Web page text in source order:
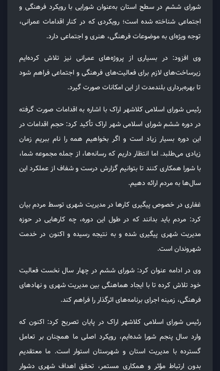
شورای ششم در سطح استان به‌عنوان شورایی با رویکرد فرهنگی و
اجتماعی شناخته شده است؛ رویکردی که در کنار اقدامات عمرانی،
توجه ویژه‌ای به موضوعات فرهنگی، هنری و اجتماعی دارد.
وی افزود: در بسیاری از پروژه‌های عمرانی نیز تلاش کرده‌ایم
زیرساخت‌های لازم برای فعالیت‌های فرهنگی و اجتماعی فراهم شود
تا بهره‌برداری بلندمدت از این امکانات صورت گیرد.
رئیس شورای اسلامی کلاشهر اراک با اشاره به اقدامات صورت گرفته
در دوره ششم شورای اسلامی شهر اراک تأکید کرد: حجم اقدامات در
این دوره بسیار زیاد است و اگر بخواهیم همه را نام ببریم زمان
زیادی می‌طلبد. اما انتظار داریم که رسانه‌ها، از جمله مجموعه شما،
با شورا همکاری کنند تا بتوانیم گزارش درست و شفاف از عملکرد این
سال‌ها به مردم ارائه دهیم.
غفاری در خصوص پیگیری کارها در مدیریت شهری توسط مردم بیان
کرد: مردم باید بدانند که در طول این دوره، چه کارهایی در حوزه
مدیریت شهری پیگیری شده و به نتیجه رسیده و اکنون در خدمت
شهروندان است.
وی در ادامه عنوان کرد: شورای ششم در چهار سال نخست فعالیت
خود تلاش کرده تا با ایجاد هماهنگی بین مدیریت شهری و نهادهای
فرهنگی، زمینه اجرای برنامه‌های اثرگذار را فراهم کند.
رئیس شورای اسلامی کلاشهر اراک در پایان تصریح کرد: اکنون که
وارد سال پنجم شورا شده‌ایم، رویکرد اصلی ما همچنان بر تعامل
گسترده با مدیریت استان و شهرستان استوار است. ما معتقدیم
بدون ارتباط مؤثر و همکاری مستمر، تحقق اهداف شهری دشوار